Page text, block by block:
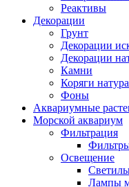
Реактивы
Декорации
Грунт
Декорации
Декорации
Камни
Коряги
Фоны
Аквариумные
Морской аквариум
Фильтрация
Освещение
Лампы